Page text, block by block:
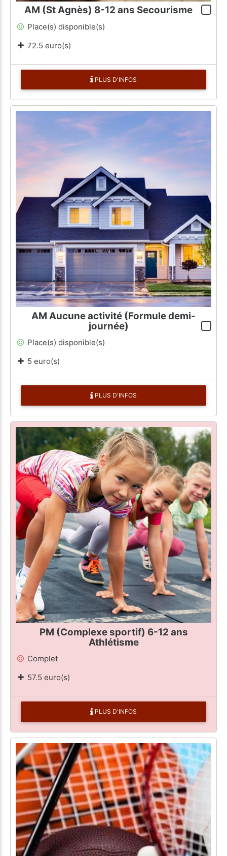
AM (St Agnès) 8-12 ans Secourisme
Place(s) disponible(s)
72.5 euro(s)
PLUS D'INFOS
AM Aucune activité (Formule demi-
journée)
Place(s) disponible(s)
5 euro(s)
PLUS D'INFOS
PM (Complexe sportif) 6-12 ans
Athlétisme
Complet
57.5 euro(s)
PLUS D'INFOS